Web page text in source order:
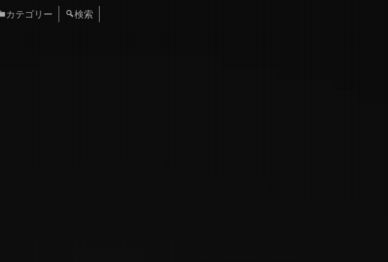
カテゴリー 検索